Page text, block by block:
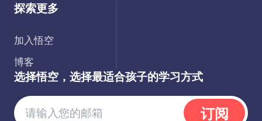
探索更多
加入悟空
博客
选择悟空，选择最适合孩子的学习方式
订阅